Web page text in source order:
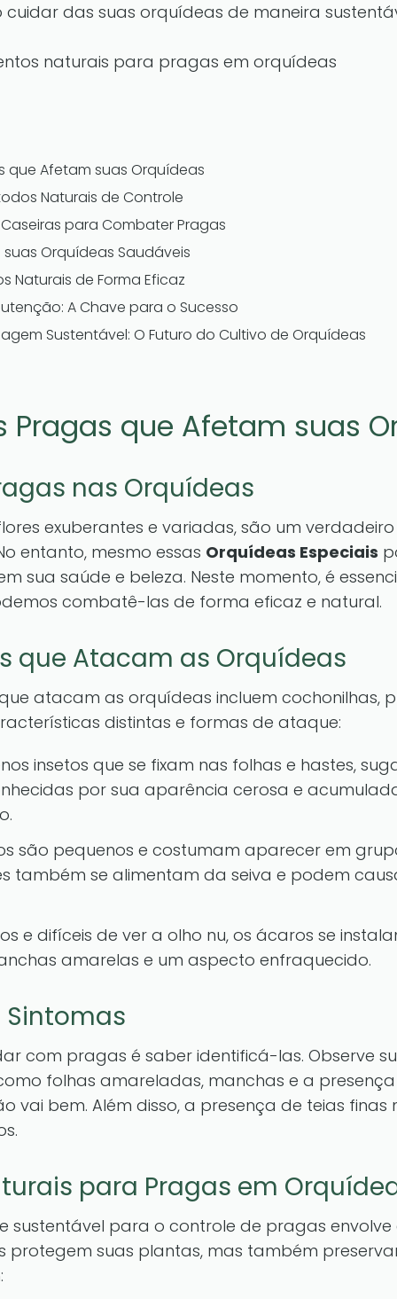
das suas orquídeas de maneira
que Afetam suas Orquídeas
Naturais de Controle
para Combater Pragas
Orquídeas Saudáveis
Naturais de Forma Eficaz
A Chave para o Sucesso
Sustentável: O Futuro do Cultivo de Orquídeas
Pragas que Afetam suas
nas Orquídeas
exuberantes e variadas, são um
entanto, mesmo essas Orquídeas Especiais
sua saúde e beleza. Neste momento, é
combatê-las de forma eficaz e natural.
que Atacam as Orquídeas
atacam as orquídeas incluem cochonilhas,
distintas e formas de ataque:
insetos que se fixam nas folhas e hastes,
por sua aparência cerosa e
são pequenos e costumam aparecer em
também se alimentam da seiva e podem
e difíceis de ver a olho nu, os ácaros se
amarelas e um aspecto enfraquecido.
com pragas é saber identificá-las. Observe
folhas amareladas, manchas e a
vai bem. Além disso, a presença de teias
para Pragas em
sustentável para o controle de pragas
protegem suas plantas, mas também